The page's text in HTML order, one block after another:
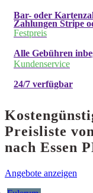
Bar- oder
Zahlungen Stripe
Festpreis
Alle Gebühren
Kundenservice
24/7 verfügbar
Preisliste
nach Essen
Angebote anzeigen